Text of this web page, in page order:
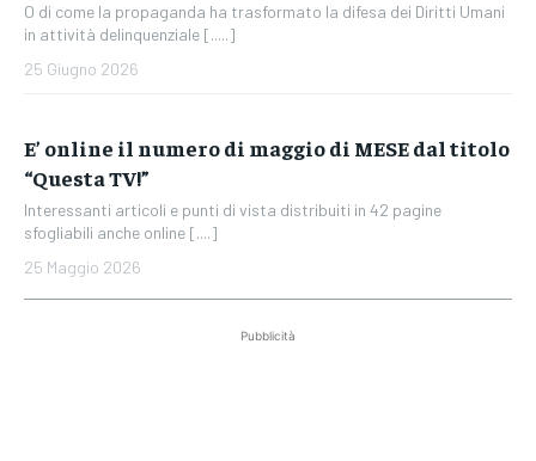
O di come la propaganda ha trasformato la difesa dei Diritti Umani
in attività delinquenziale [.....]
25 Giugno 2026
E’ online il numero di maggio di MESE dal titolo
“Questa TV!”
Interessanti articoli e punti di vista distribuiti in 42 pagine
sfogliabili anche online [....]
25 Maggio 2026
Pubblicità